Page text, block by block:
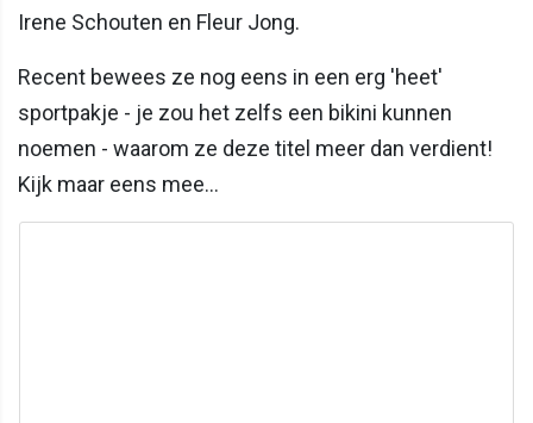
Irene Schouten en Fleur Jong.
Recent bewees ze nog eens in een erg 'heet'
sportpakje - je zou het zelfs een bikini kunnen
noemen - waarom ze deze titel meer dan verdient!
Kijk maar eens mee...